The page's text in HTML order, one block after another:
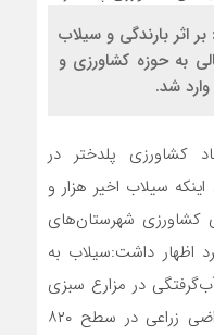
اثر بارندگی و سیلاب
میلیاردریالی به حوزه کشاورزی و
شد.
کشاورزی پلدختر در
سیلاب اخیر هزار و
کشاورزی شهرستان‌های
اظهار داشت:سیلاب به
در مزارع سبزی
و صیفی و غلات و خسارت به اراضی زراعی در سطح ۸۲۰